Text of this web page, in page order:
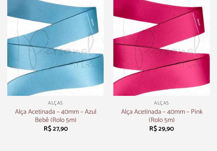
ALÇAS
Alça Acetinada – 40mm – Azul
Bebê (Rolo 5m)
R$27,90
ALÇAS
Alça Acetinada – 40mm – Pink
(Rolo 5m)
R$29,90